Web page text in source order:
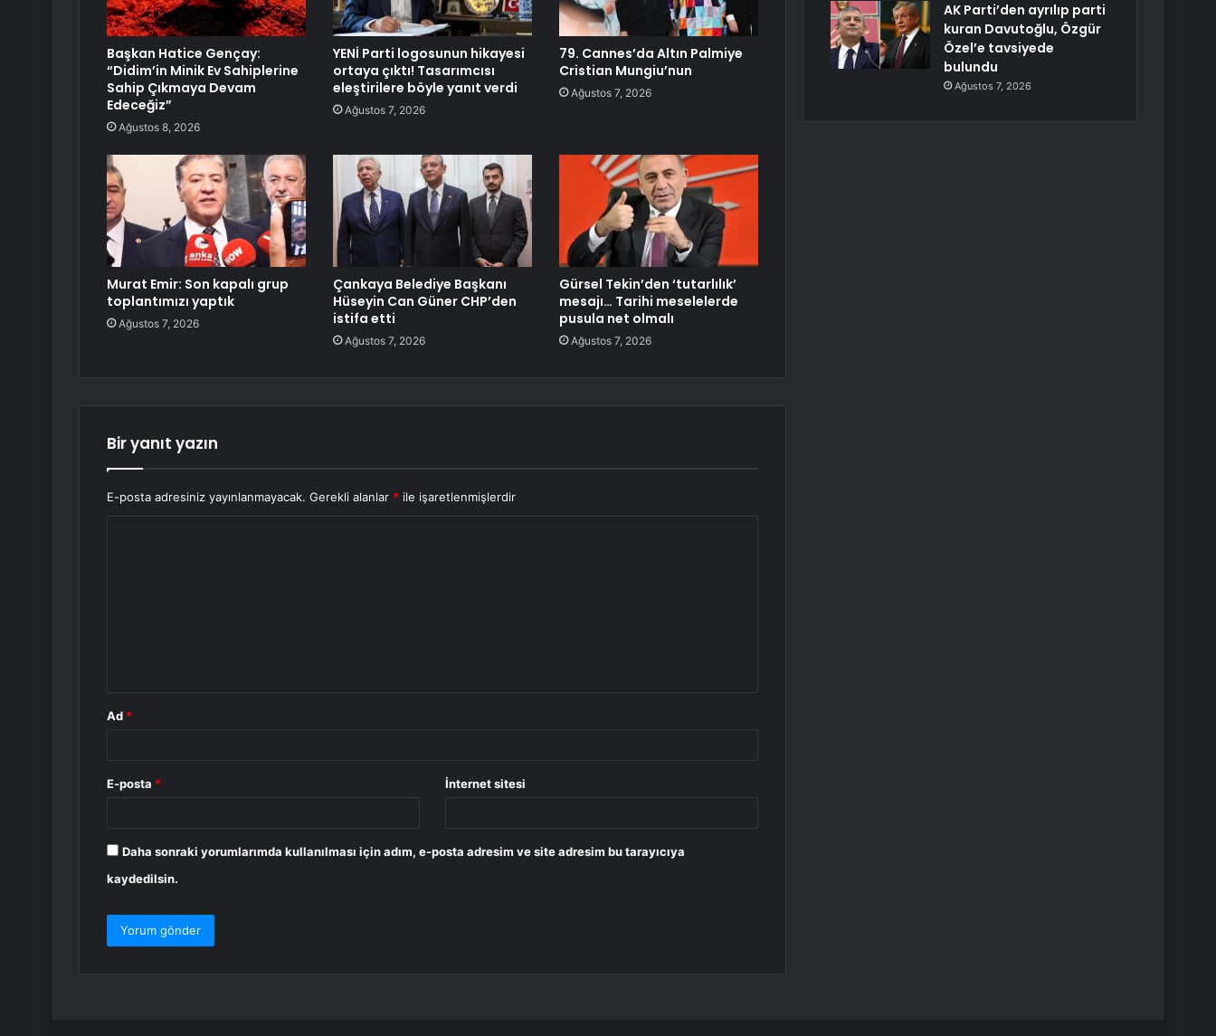
Başkan Hatice Gençay:
“Didim’in Minik Ev Sahiplerine
Sahip Çıkmaya Devam
Edeceğiz”
Ağustos 8, 2026
YENİ Parti logosunun hikayesi
ortaya çıktı! Tasarımcısı
eleştirilere böyle yanıt verdi
Ağustos 7, 2026
79. Cannes’da Altın Palmiye
Cristian Mungiu’nun
Ağustos 7, 2026
Murat Emir: Son kapalı grup
toplantımızı yaptık
Ağustos 7, 2026
Çankaya Belediye Başkanı
Hüseyin Can Güner CHP’den
istifa etti
Ağustos 7, 2026
Gürsel Tekin’den ‘tutarlılık’
mesajı… Tarihi meselelerde
pusula net olmalı
Ağustos 7, 2026
Bir yanıt yazın
E-posta adresiniz yayınlanmayacak. Gerekli alanlar * ile işaretlenmişlerdir
Ad *
E-posta * İnternet sitesi
Daha sonraki yorumlarımda kullanılması için adım, e-posta adresim ve site adresim bu tarayıcıya
kaydedilsin.
AK Parti’den ayrılıp parti
kuran Davutoğlu, Özgür
Özel’e tavsiyede
bulundu
Ağustos 7, 2026